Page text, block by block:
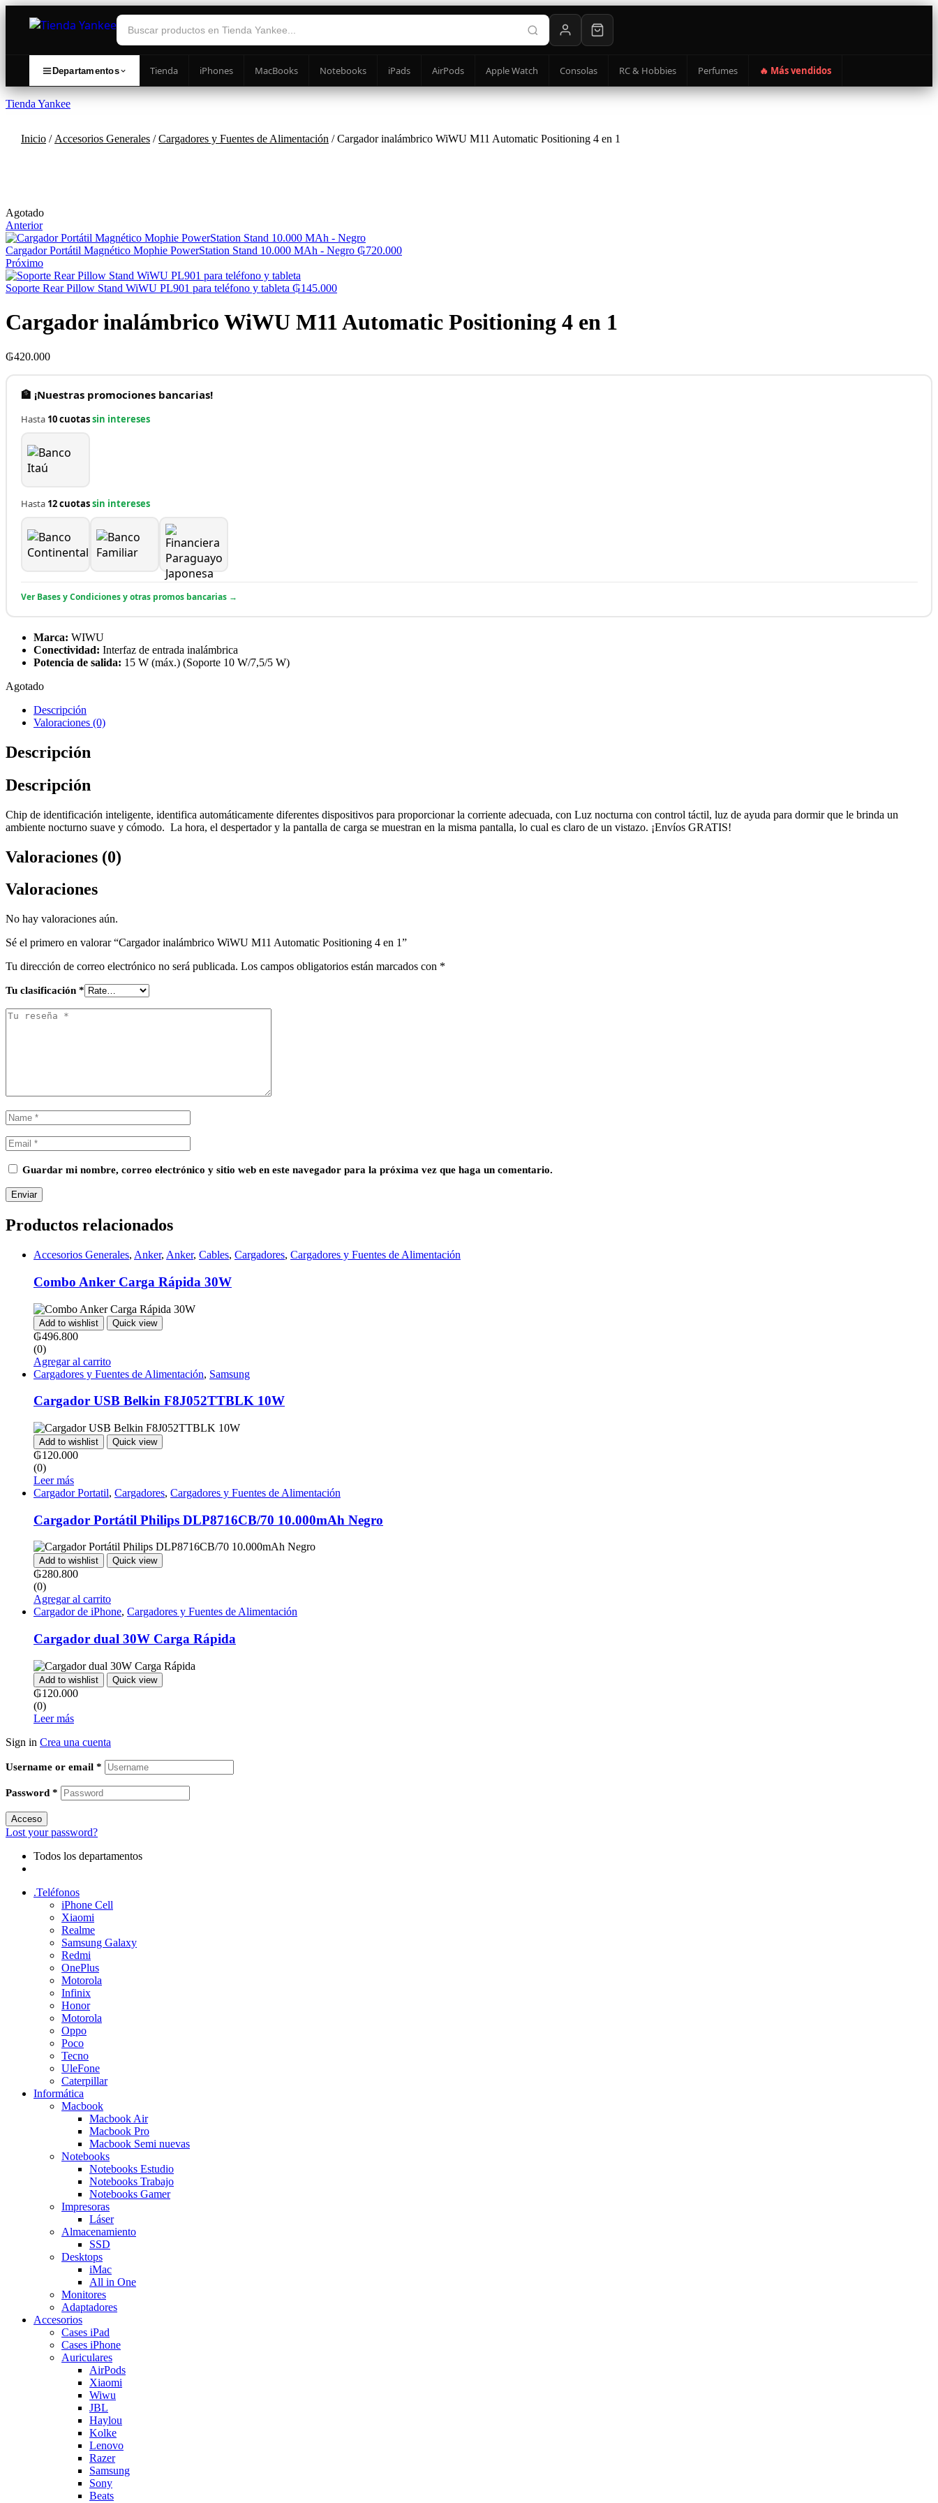
Departamentos Tienda iPhones MacBooks Notebooks iPads AirPods Apple Watch Consolas RC & Hobbies Perfumes 🔥 Más vendidos
Tienda Yankee
Inicio / Accesorios Generales /Cargadores y Fuentes de Alimentación / Cargador inalámbrico WiWU M11 Automatic Positioning 4 en 1
Availability:
Agotado
Anterior
Cargador Portátil Magnético Mophie PowerStation Stand 10.000 MAh - Negro ₲720.000
Próximo
Soporte Rear Pillow Stand WiWU PL901 para teléfono y tableta ₲145.000
Cargador inalámbrico WiWU M11 Automatic Positioning 4 en 1
₲420.000
🏦 ¡Nuestras promociones bancarias!
Hasta 10 cuotassin intereses
Hasta 12 cuotassin intereses
Ver Bases y Condiciones y otras promos bancarias →
Marca: WIWU
Conectividad: Interfaz de entrada inalámbrica
Potencia de salida: 15 W (máx.) (Soporte 10 W/7,5/5 W)
Agotado
Descripción
Valoraciones (0)
Descripción
Descripción
Chip de identificación inteligente, identifica automáticamente diferentes dispositivos para proporcionar la corriente adecuada, con Luz nocturna con control táctil, luz de ayuda para dormir que le brinda un
ambiente nocturno suave y cómodo. La hora, el despertador y la pantalla de carga se muestran en la misma pantalla, lo cual es claro de un vistazo. ¡Envíos GRATIS!
Valoraciones (0)
Valoraciones
No hay valoraciones aún.
Sé el primero en valorar “Cargador inalámbrico WiWU M11 Automatic Positioning 4 en 1”
Tu dirección de correo electrónico no será publicada. Los campos obligatorios están marcados con *
Tu clasificación *
Guardar mi nombre, correo electrónico y sitio web en este navegador para la próxima vez que haga un comentario.
Productos relacionados
Accesorios Generales, Anker, Anker, Cables, Cargadores, Cargadores y Fuentes de Alimentación
Combo Anker Carga Rápida 30W
Add to wishlist Quick view
₲496.800
(0)
Agregar al carrito
Cargadores y Fuentes de Alimentación, Samsung
Cargador USB Belkin F8J052TTBLK 10W
Add to wishlist Quick view
₲120.000
(0)
Leer más
Cargador Portatil, Cargadores, Cargadores y Fuentes de Alimentación
Cargador Portátil Philips DLP8716CB/70 10.000mAh Negro
Add to wishlist Quick view
₲280.800
(0)
Agregar al carrito
Cargador de iPhone, Cargadores y Fuentes de Alimentación
Cargador dual 30W Carga Rápida
Add to wishlist Quick view
₲120.000
(0)
Leer más
Sign in Crea una cuenta
Username or email *
Password *
Acceso
Lost your password?
Todos los departamentos
.Teléfonos
iPhone Cell
Xiaomi
Realme
Samsung Galaxy
Redmi
OnePlus
Motorola
Infinix
Honor
Motorola
Oppo
Poco
Tecno
UleFone
Caterpillar
Informática
Macbook
Macbook Air
Macbook Pro
Macbook Semi nuevas
Notebooks
Notebooks Estudio
Notebooks Trabajo
Notebooks Gamer
Impresoras
Láser
Almacenamiento
SSD
Desktops
iMac
All in One
Monitores
Adaptadores
Accesorios
Cases iPad
Cases iPhone
Auriculares
AirPods
Xiaomi
Wiwu
JBL
Haylou
Kolke
Lenovo
Razer
Samsung
Sony
Beats